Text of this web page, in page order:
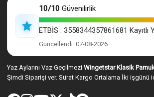
10/10 Güvenilirlik
ETBİS : 3558344357861681 Kayıtlı
Güncellendi: 07-08-2026
Yaz Aylarını Vaz Geçilmezi Wingetstar Klasik
Şimdi Siparişi ver. Sürat Kargo Ortalama İki işgünü